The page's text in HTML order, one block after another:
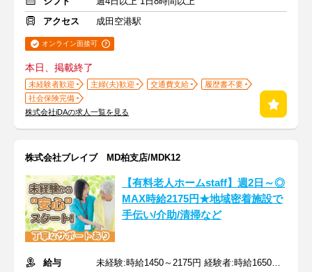
アクセス
成田空港駅
オンライン面接可
本日、掲載終了
未経験者歓迎 主婦(夫)歓迎 交通費支給
履歴書不要
社会保険完備
株式会社iDAの求人一覧を見る
株式会社ブレイブ MD柏支店/MDK12
【有料老人ホームstaff】週2日～◎
MAX時給2175円★地域密着施設で
手伝い/介助/清掃など
給与
未経験:時給1450～2175円 経験者:時給1650～2475円+交通費全額